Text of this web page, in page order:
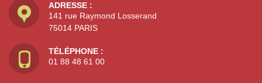
ADRESSE :
141 rue Raymond Losserand
75014 PARIS
TÉLÉPHONE :
01 88 48 61 00